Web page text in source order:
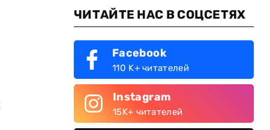
ЧИТАЙТЕ НАС В СОЦСЕТЯХ
Facebook
110 K+ читателей
Instagram
15K+ читателей